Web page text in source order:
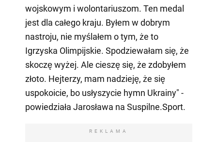
wojskowym i wolontariuszom. Ten medal
jest dla całego kraju. Byłem w dobrym
nastroju, nie myślałem o tym, że to
Igrzyska Olimpijskie. Spodziewałam się, że
skoczę wyżej. Ale cieszę się, że zdobyłem
złoto. Hejterzy, mam nadzieję, że się
uspokoicie, bo usłyszycie hymn Ukrainy" -
powiedziała Jarosława na Suspilne.Sport.
REKLAMA